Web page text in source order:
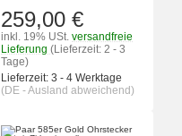
259,00 €
inkl. 19% USt. versandfreie
Lieferung (Lieferzeit: 2 - 3
Tage)
Lieferzeit: 3 - 4 Werktage
(DE - Ausland abweichend)